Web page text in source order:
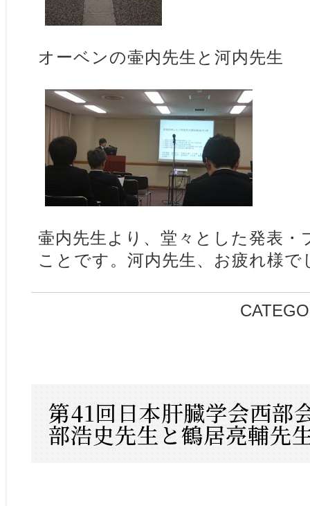
オーベンの壷内先生と河内先生
壷内先生より、堂々とした発表
ことです。河内先生、お疲れ様で
第41回日本肝臓学会西部
部浩史先生と鶴居亮輔先